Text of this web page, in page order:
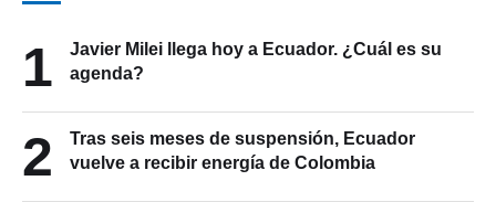
1
Javier Milei llega hoy a Ecuador. ¿Cuál es su
agenda?
2
Tras seis meses de suspensión, Ecuador
vuelve a recibir energía de Colombia